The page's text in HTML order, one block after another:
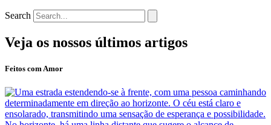
Search
Veja os nossos últimos artigos
Feitos com Amor